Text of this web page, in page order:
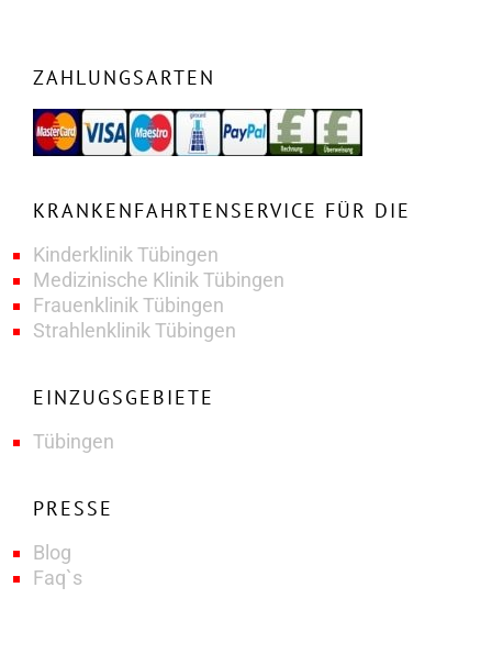
ZAHLUNGSARTEN
KRANKENFAHRTENSERVICE FÜR DIE
Kinderklinik Tübingen
Medizinische Klinik Tübingen
Frauenklinik Tübingen
Strahlenklinik Tübingen
EINZUGSGEBIETE
Tübingen
PRESSE
Blog
Faq`s